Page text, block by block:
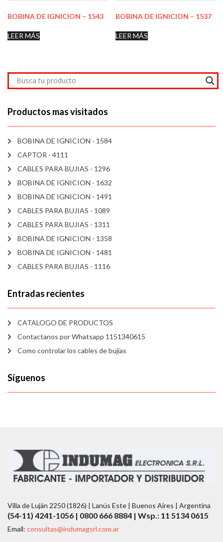
BOBINA DE IGNICION – 1543
LEER MÁS
BOBINA DE IGNICION – 1537
LEER MÁS
Productos mas visitados
BOBINA DE IGNICION - 1584
CAPTOR - 4111
CABLES PARA BUJIAS - 1296
BOBINA DE IGNICION - 1632
BOBINA DE IGNICION - 1491
CABLES PARA BUJIAS - 1089
CABLES PARA BUJIAS - 1311
BOBINA DE IGNICION - 1358
BOBINA DE IGNICION - 1481
CABLES PARA BUJIAS - 1116
Entradas recientes
CATALOGO DE PRODUCTOS
Contactanos por Whatsapp 1151340615
Como controlar los cables de bujías
Síguenos
Villa de Luján 2250 (1826) | Lanús Este | Buenos Aires | Argentina
(54-11) 4241-1056 | 0800 666 8884 | Wsp.: 11 5134 0615
Email: consultas@indumagsrl.com.ar